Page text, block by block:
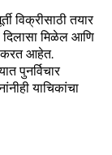
विक्रीसाठी तयार
दिलासा मिळेल आणि
करत आहेत.
पुनर्विचार
याचिकांचा